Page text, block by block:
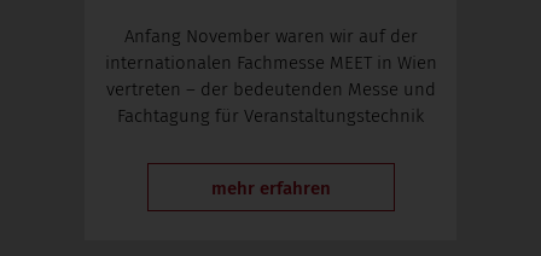
Anfang November waren wir auf der
internationalen Fachmesse MEET in Wien
vertreten – der bedeutenden Messe und
Fachtagung für Veranstaltungstechnik
mehr erfahren